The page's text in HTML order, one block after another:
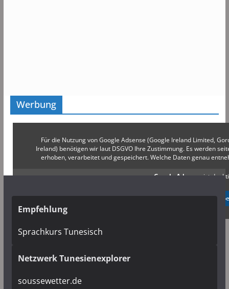
Werbung
Für die Nutzung von Google Adsense (Google Ireland Limited,
Ireland) benötigen wir laut DSGVO Ihre Zustimmung. Es werden
erhoben, verarbeitet und gespeichert. Welche Daten genau
Google Adsense ist
✓ Erlauben
Empfehlung
Sprachkurs Tunesisch
Netzwerk Tunesienexplorer
soussewetter.de